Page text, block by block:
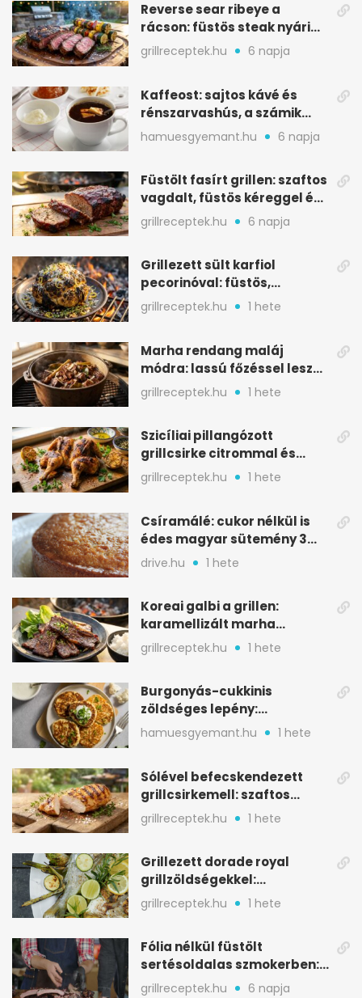
Reverse sear ribeye a
rácson: füstös steak nyári
tökkebabbal
grillreceptek.hu 6 napja
Kaffeost: sajtos kávé és
rénszarvashús, a számik
melegítő itala
hamuesgyemant.hu 6 napja
Füstölt fasírt grillen: szaftos
vagdalt, füstös kéreggel és
BBQ mázzal
grillreceptek.hu 6 napja
Grillezett sült karfiol
pecorinóval: füstös,
karamellizált nyári kedvenc
grillreceptek.hu 1 hete
Marha rendang maláj
módra: lassú főzéssel lesz
igazán szaftos
grillreceptek.hu 1 hete
Szicíliai pillangózott
grillcsirke citrommal és
oregánóval
grillreceptek.hu 1 hete
Csíramálé: cukor nélkül is
édes magyar sütemény 3
alapanyagból
drive.hu 1 hete
Koreai galbi a grillen:
karamellizált marha
rövidborda gyorsan
grillreceptek.hu 1 hete
Burgonyás-cukkinis
zöldséges lepény:
aranybarna, szaftos, hús
nélkül is
hamuesgyemant.hu 1 hete
Sólével befecskendezett
grillcsirkemell: szaftos
marad, nem szárad ki
grillreceptek.hu 1 hete
Grillezett dorade royal
grillzöldségekkel:
mediterrán ízek a rostélyról
grillreceptek.hu 1 hete
Fólia nélkül füstölt
sertésoldalas szmokerben:
ropogós bark, 6 óra
grillreceptek.hu 6 napja